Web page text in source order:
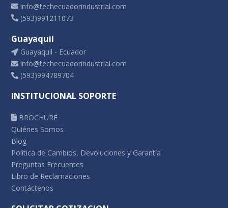
info@techecuadorindustrial.com
(593)991211073
Guayaquil
Guayaquil - Ecuador
info@techecuadorindustrial.com
(593)994789704
INSTITUCIONAL SOPORTE
BROCHURE
Quiénes Somos
Blog
Política de Cambios, Devoluciones y Garantía
Preguntas Frecuentes
Libro de Reclamaciones
Contáctenos